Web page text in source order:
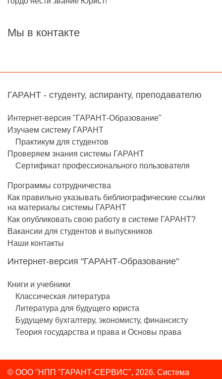
Мы в контакте
ГАРАНТ - студенту, аспиранту, преподавателю
Интернет-версия "ГАРАНТ-Образование"
Изучаем систему ГАРАНТ
Практикум для студентов
Проверяем знания системы ГАРАНТ
Сертификат профессионального пользователя
Программы сотрудничества
Как правильно указывать библиографические ссылки
на материалы системы ГАРАНТ
Как опубликовать свою работу в системе ГАРАНТ?
Вакансии для студентов и выпускников
Наши контакты
Интернет-версия "ГАРАНТ-Образование"
Книги и учебники
Классическая литература
Литература для будущего юриста
Будущему бухгалтеру, экономисту, финансисту
Теория государства и права и Основы права
© ООО "НПП "ГАРАНТ-СЕРВИС", 2026. Система